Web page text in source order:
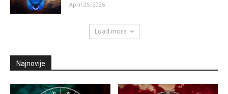
April 25, 2026
Load more
Najnovije